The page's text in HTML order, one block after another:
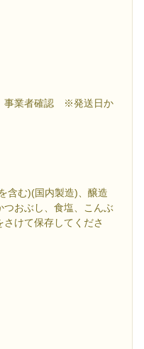
業者確認 ※発送日か
含む)(国内製造)、醸造
おぶし、食塩、こんぶ
けて保存してくださ